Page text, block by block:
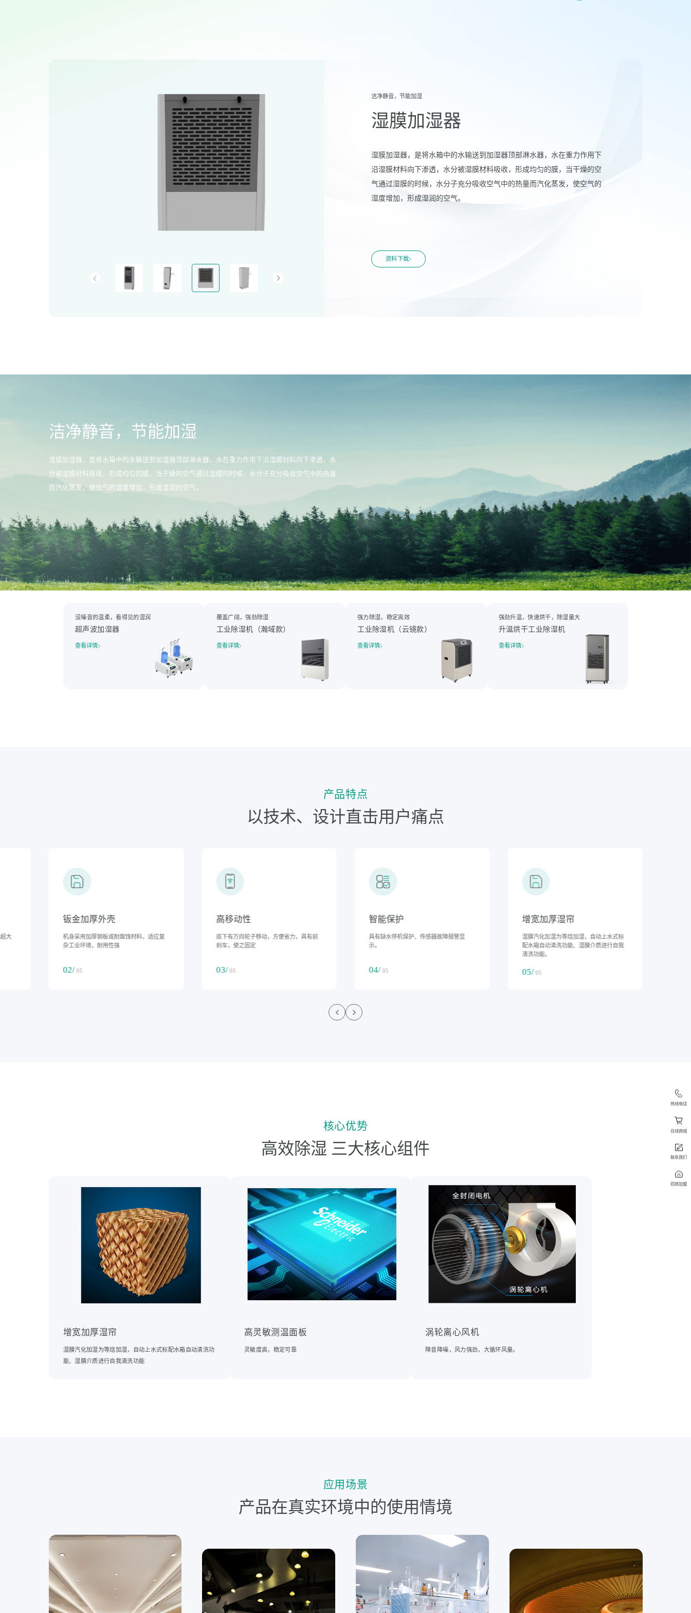
洁净静音，节能加湿
湿膜加湿器
湿膜加湿器，是将水箱中的水输送到加湿器顶部淋水器，水在重力作用下
沿湿膜材料向下渗透，水分被湿膜材料吸收，形成均匀的膜，当干燥的空
气通过湿膜的时候，水分子充分吸收空气中的热量而汽化蒸发，使空气的
湿度增加，形成湿润的空气。
资料下载
洁净静音，节能加湿
湿膜加湿器，是将水箱中的水输送到加湿器顶部淋水器，水在重力作用下沿湿膜材料向下渗透，水
分被湿膜材料吸收，形成均匀的膜，当干燥的空气通过湿膜的时候，水分子充分吸收空气中的热量
而汽化蒸发，使空气的湿度增加，形成湿润的空气。
没噪音的温柔，看得见的湿润
超声波加湿器
查看详情
覆盖广阔，强劲除湿
工业除湿机（瀚域款）
查看详情
强力除湿，稳定高效
工业除湿机（云镜款）
查看详情
强劲升温，快速烘干，除湿量大
升温烘干工业除湿机
查看详情
产品特点
以技术、设计直击用户痛点
无水雾超大加湿量
9KG-40KG/小时（216L-960L/天）超大
加湿量，无水雾加湿，好用省心
01/ 05
钣金加厚外壳
机身采用加厚钢板或耐腐蚀材料，适应复
杂工业环境，耐用性强
02/ 05
高移动性
底下有万向轮子移动，方便省力，具有前
刹车，使之固定
03/ 05
智能保护
具有缺水停机保护、传感器故障报警显
示。
04/05
核心优势
高效除湿 三大核心组件
增宽加厚湿帘
湿膜汽化加湿为等焓加湿，自动上水式标配水箱自动清洗功
能、湿膜介质进行自我清洗功能
高灵敏测温面板
灵敏度高，稳定可靠
涡轮离心风机
降音降噪，风力强劲，大循环风量。
应用场景
产品在真实环境中的使用情境
热线电话
在线商城
联系我们
招商加盟